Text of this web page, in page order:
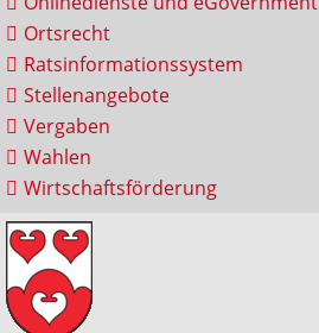
Ortsrecht
Ratsinformationssystem
Stellenangebote
Vergaben
Wahlen
Wirtschaftsförderung